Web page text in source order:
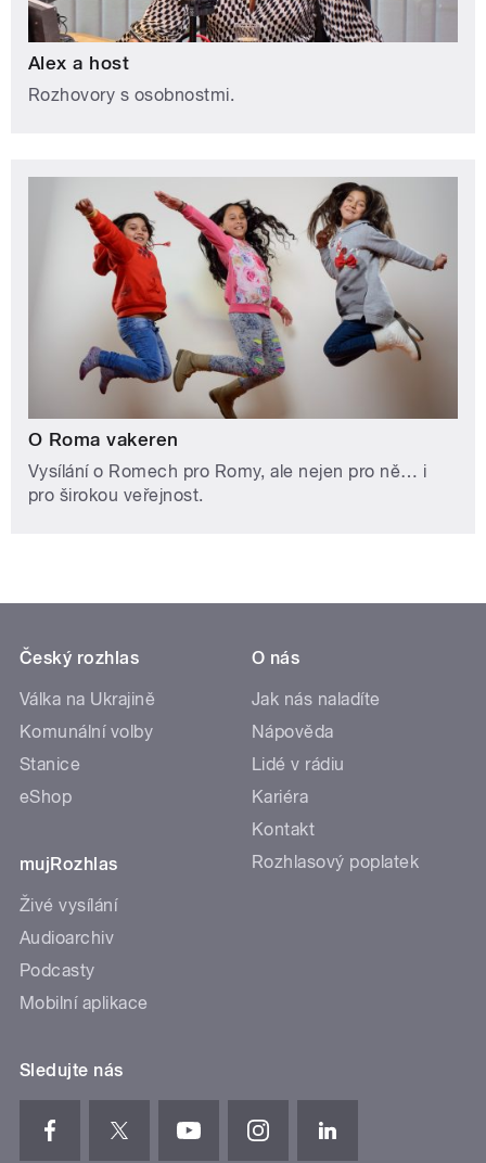
Alex a host
Rozhovory s osobnostmi.
O Roma vakeren
Vysílání o Romech pro Romy, ale nejen pro ně… i
pro širokou veřejnost.
Český rozhlas
Válka na Ukrajině
Komunální volby
Stanice
eShop
mujRozhlas
Živé vysílání
Audioarchiv
Podcasty
Mobilní aplikace
O nás
Jak nás naladíte
Nápověda
Lidé v rádiu
Kariéra
Kontakt
Rozhlasový poplatek
Sledujte nás